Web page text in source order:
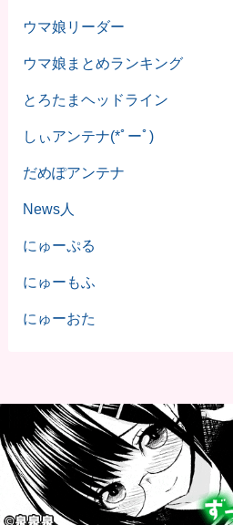
ウマ娘リーダー
ウマ娘まとめランキング
とろたまヘッドライン
しぃアンテナ(*ﾟーﾟ)
だめぽアンテナ
News人
にゅーぷる
にゅーもふ
にゅーおた
©2023 うま